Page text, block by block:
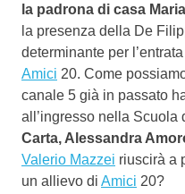
la padrona di casa
la presenza della De
determinante per
Amici 20. Come
canale 5 già in passato
all’ingresso nella Scuola
Carta, Alessandra
Valerio Mazzei riuscirà a
un allievo di Amici 20?